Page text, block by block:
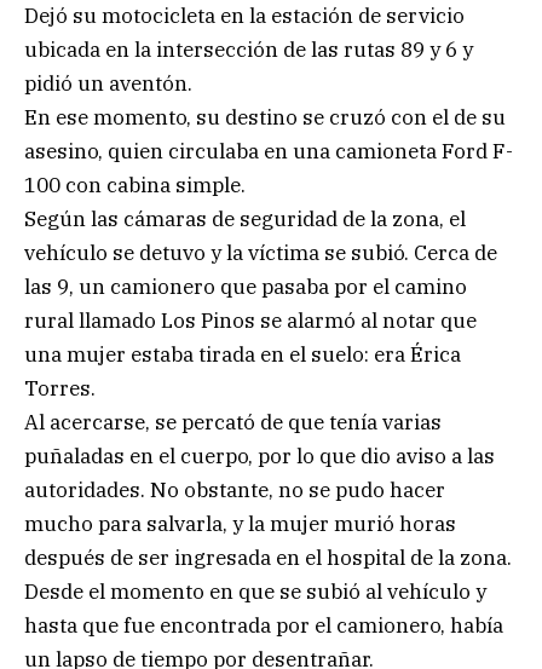
Dejó su motocicleta en la estación de servicio
ubicada en la intersección de las rutas 89 y 6 y
pidió un aventón.
En ese momento, su destino se cruzó con el de su
asesino, quien circulaba en una camioneta Ford F-
100 con cabina simple.
Según las cámaras de seguridad de la zona, el
vehículo se detuvo y la víctima se subió. Cerca de
las 9, un camionero que pasaba por el camino
rural llamado Los Pinos se alarmó al notar que
una mujer estaba tirada en el suelo: era Érica
Torres.
Al acercarse, se percató de que tenía varias
puñaladas en el cuerpo, por lo que dio aviso a las
autoridades. No obstante, no se pudo hacer
mucho para salvarla, y la mujer murió horas
después de ser ingresada en el hospital de la zona.
Desde el momento en que se subió al vehículo y
hasta que fue encontrada por el camionero, había
un lapso de tiempo por desentrañar.